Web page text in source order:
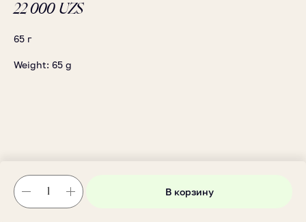
22 000 UZS
В корзину
65 г
Weight: 65 g